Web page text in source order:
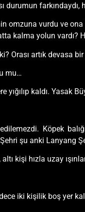
durumun
omzuna vurdu ve
kalma yolun vardı?
Orası artık devasa
mu…
yığılıp kaldı. Yasak
Köpek
şu anki Lanyang
altı kişi hızla uzay
iki kişilik boş yer